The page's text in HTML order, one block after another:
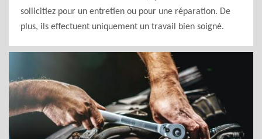
sollicitiez pour un entretien ou pour une réparation. De
plus, ils effectuent uniquement un travail bien soigné.